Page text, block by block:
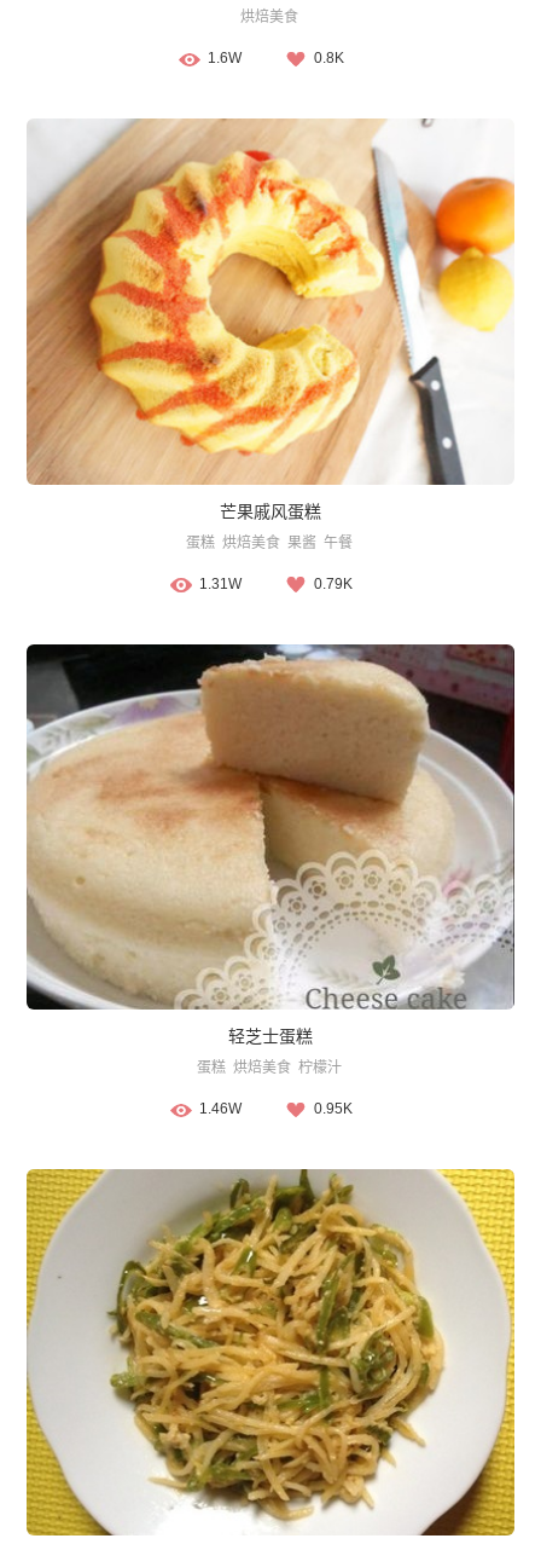
烘焙美食
1.6W 0.8K
芒果戚风蛋糕
蛋糕 烘焙美食 果酱 午餐
1.31W 0.79K
轻芝士蛋糕
蛋糕 烘焙美食 柠檬汁
1.46W 0.95K